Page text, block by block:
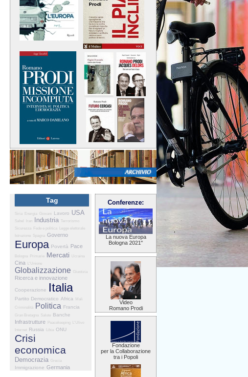
Tag
Siria Energia Giovani Lavoro USA
Sahel Iran Industria
Terrorismo
Sicurezza
Fede e politica
Legge elettorale
Istruzione Spagna Governo
Europa Povertà Pace
Bologna Primarie Mercati Ucraina
Cina L'Unione
Globalizzazione Giustizia
Ricerca e innovazione
Cooperazione Italia
Partito Democratico Africa
Mali
Criminalità
Politica Francia
Gran Bretagna Salute Banche
Infrastrutture Peacekeeping
L'Ulivo
Internet Russia Libia ONU
Crisi
economica
Democrazia Grecia
Immigrazione Germania
Conferenze:
La nuova Europa
Bologna 2021"
Video
Romano Prodi
Fondazione
per la Collaborazione
tra i Popoli